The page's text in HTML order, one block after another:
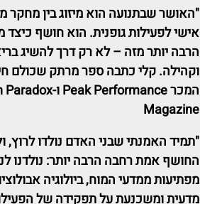
"האושר שבתנועה הוא מיזוג בין
אישי לפעילות גופנית. הוא חושף
הרבה יותר מזה – לא רק דרך להשיג
וקהילה. קלי כתבה ספר מרתק שכולם
המכרPeak Performanceו-Paradox
Magazine
"תמיד האמנתי שבני האדם נולדו לרוץ,
החושף אמת רחבה הרבה יותר: נולדנו
מפתיעות ממדעי המוח, ביולוגיה
מדעית ומשכנעת על תפקידה של